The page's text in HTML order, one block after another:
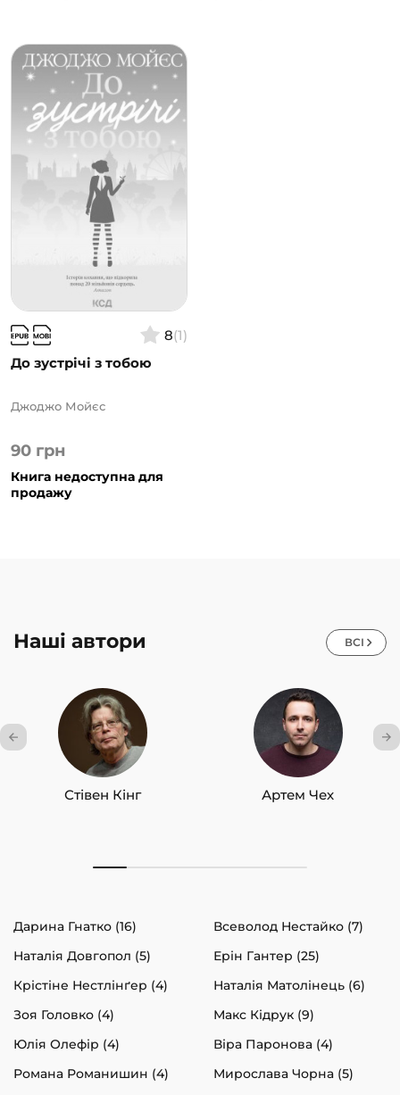
8(1)
До зустрічі з тобою
90 грн
Джоджо Мойєс
Книга недоступна для
продажу
Наші автори ВСІ
Стівен Кінг Артем Чех
Дарина Гнатко (16)
Всеволод Нестайко (7)
Наталія Довгопол (5)
Ерін Гантер (25)
Крістіне Нестлінґер (4)
Наталія Матолінець (6)
Зоя Головко (4)
Макс Кідрук (9)
Юлія Олефір (4)
Віра Паронова (4)
Романа Романишин (4)
Мирослава Чорна (5)